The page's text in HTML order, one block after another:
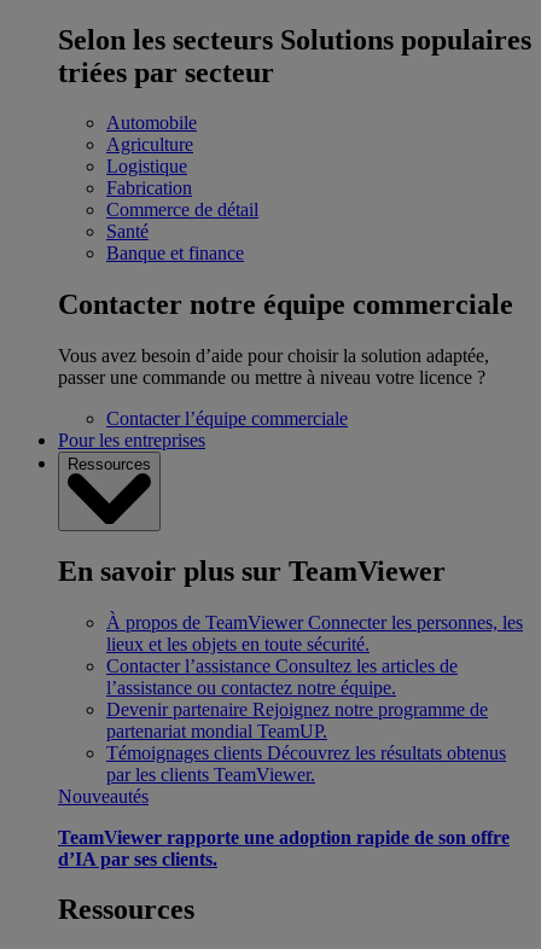
Selon les secteurs Solutions populaires
triées par secteur
Automobile
Agriculture
Logistique
Fabrication
Commerce de détail
Santé
Banque et finance
Contacter notre équipe commerciale
Vous avez besoin d’aide pour choisir la solution adaptée,
passer une commande ou mettre à niveau votre licence ?
Contacter l’équipe commerciale
Pour les entreprises
Ressources
En savoir plus sur TeamViewer
À propos de TeamViewer Connecter les personnes, les
lieux et les objets en toute sécurité.
Contacter l’assistance Consultez les articles de
l’assistance ou contactez notre équipe.
Devenir partenaire Rejoignez notre programme de
partenariat mondial TeamUP.
Témoignages clients Découvrez les résultats obtenus
par les clients TeamViewer.
Nouveautés
TeamViewer rapporte une adoption rapide de son offre
d’IA par ses clients.
Ressources